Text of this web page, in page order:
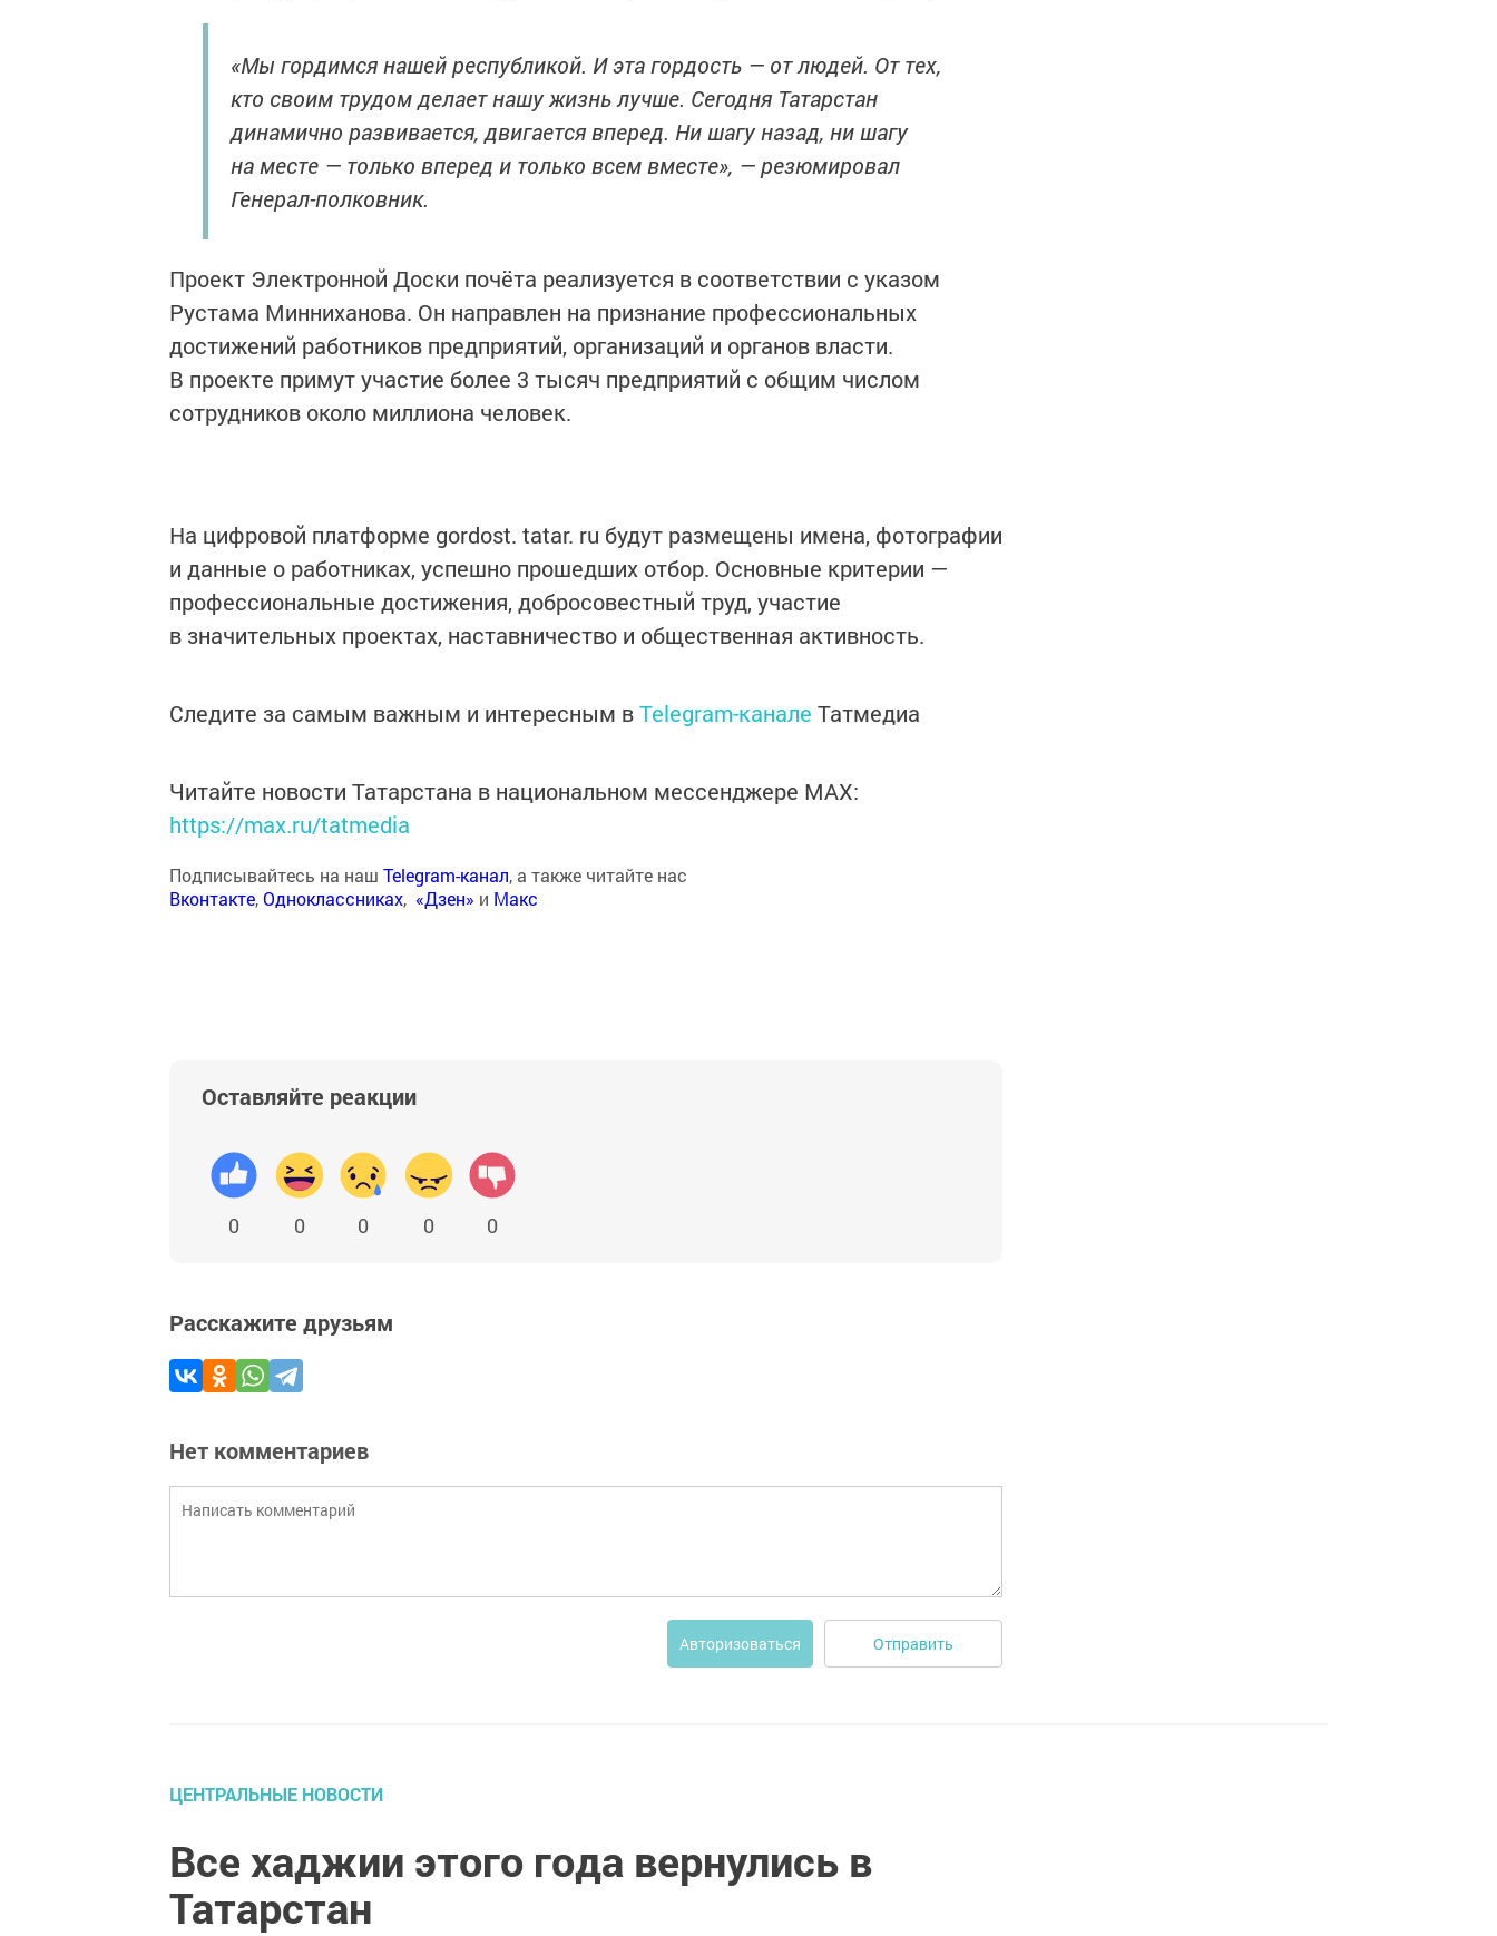
«Мы гордимся нашей республикой. И эта гордость — от людей. От тех,
кто своим трудом делает нашу жизнь лучше. Сегодня Татарстан
динамично развивается, двигается вперед. Ни шагу назад, ни шагу
на месте — только вперед и только всем вместе», — резюмировал
Генерал-полковник.
Проект Электронной Доски почёта реализуется в соответствии с указом
Рустама Минниханова. Он направлен на признание профессиональных
достижений работников предприятий, организаций и органов власти.
В проекте примут участие более 3 тысяч предприятий с общим числом
сотрудников около миллиона человек.
На цифровой платформе gordost. tatar. ru будут размещены имена, фотографии
и данные о работниках, успешно прошедших отбор. Основные критерии —
профессиональные достижения, добросовестный труд, участие
в значительных проектах, наставничество и общественная активность.
Следите за самым важным и интересным вTelegram-канале Татмедиа
Читайте новости Татарстана в национальном мессенджере MАХ:
https://max.ru/tatmedia
Подписывайтесь на наш Telegram-канал, а также читайте нас
Вконтакте,Одноклассниках, «Дзен» и Макс
Оставляйте реакции
0 0 0 0 0
Расскажите друзьям
Нет комментариев
Авторизоваться Отправить
ЦЕНТРАЛЬНЫЕ НОВОСТИ
Все хаджии этого года вернулись в
Татарстан